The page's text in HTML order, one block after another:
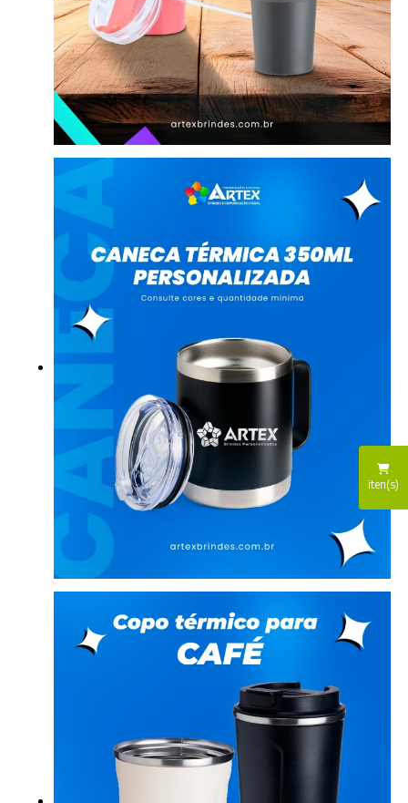
iten(s)